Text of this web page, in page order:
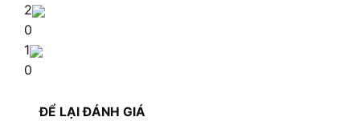
2
0
1
0
ĐỂ LẠI ĐÁNH GIÁ